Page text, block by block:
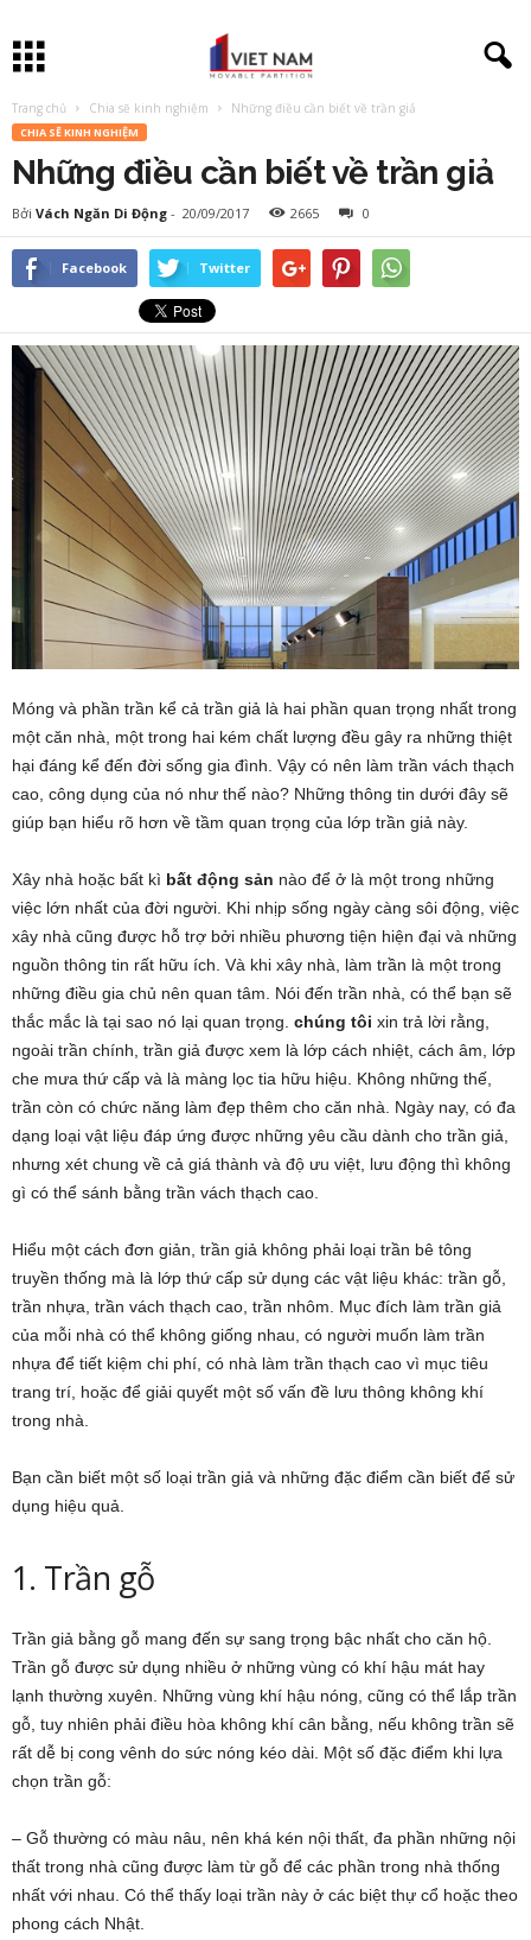
Trang chủ Chia sẽ kinh nghiệm Những điều cần biết về trần giả
CHIA SẼ KINH NGHIỆM
Những điều cần biết về trần giả
Bởi Vách Ngăn Di Động - 20/09/2017 2665 0
Facebook Twitter
Móng và phần trần kể cả trần giả là hai phần quan trọng nhất trong
một căn nhà, một trong hai kém chất lượng đều gây ra những thiệt
hại đáng kể đến đời sống gia đình. Vậy có nên làm trần vách thạch
cao, công dụng của nó như thế nào? Những thông tin dưới đây sẽ
giúp bạn hiểu rõ hơn về tầm quan trọng của lớp trần giả này.
Xây nhà hoặc bất kì bất động sản nào để ở là một trong những
việc lớn nhất của đời người. Khi nhịp sống ngày càng sôi động, việc
xây nhà cũng được hỗ trợ bởi nhiều phương tiện hiện đại và những
nguồn thông tin rất hữu ích. Và khi xây nhà, làm trần là một trong
những điều gia chủ nên quan tâm. Nói đến trần nhà, có thể bạn sẽ
thắc mắc là tại sao nó lại quan trọng. chúng tôi xin trả lời rằng,
ngoài trần chính, trần giả được xem là lớp cách nhiệt, cách âm, lớp
che mưa thứ cấp và là màng lọc tia hữu hiệu. Không những thế,
trần còn có chức năng làm đẹp thêm cho căn nhà. Ngày nay, có đa
dạng loại vật liệu đáp ứng được những yêu cầu dành cho trần giả,
nhưng xét chung về cả giá thành và độ ưu việt, lưu động thì không
gì có thể sánh bằng trần vách thạch cao.
Hiểu một cách đơn giản, trần giả không phải loại trần bê tông
truyền thống mà là lớp thứ cấp sử dụng các vật liệu khác: trần gỗ,
trần nhựa, trần vách thạch cao, trần nhôm. Mục đích làm trần giả
của mỗi nhà có thể không giống nhau, có người muốn làm trần
nhựa để tiết kiệm chi phí, có nhà làm trần thạch cao vì mục tiêu
trang trí, hoặc để giải quyết một số vấn đề lưu thông không khí
trong nhà.
Bạn cần biết một số loại trần giả và những đặc điểm cần biết để sử
dụng hiệu quả.
1. Trần gỗ
Trần giả bằng gỗ mang đến sự sang trọng bậc nhất cho căn hộ.
Trần gỗ được sử dụng nhiều ở những vùng có khí hậu mát hay
lạnh thường xuyên. Những vùng khí hậu nóng, cũng có thể lắp trần
gỗ, tuy nhiên phải điều hòa không khí cân bằng, nếu không trần sẽ
rất dễ bị cong vênh do sức nóng kéo dài. Một số đặc điểm khi lựa
chọn trần gỗ:
– Gỗ thường có màu nâu, nên khá kén nội thất, đa phần những nội
thất trong nhà cũng được làm từ gỗ để các phần trong nhà thống
nhất với nhau. Có thể thấy loại trần này ở các biệt thự cổ hoặc theo
phong cách Nhật.